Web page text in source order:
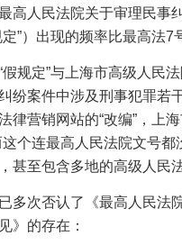
高人民法院关于审理民事
定”）出现的频率比最高法7
假规定”与上海市高级人民
纷案件中涉及刑事犯罪若
律营销网站的“改编”，上
个连最高人民法院文号都
甚至包含多地的高级人民
多次否认了《最高人民法
》的存在：